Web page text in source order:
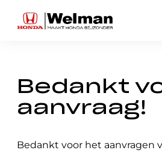
Voorraad Plan
Bedankt
aanvraag!
Bedankt voor het aanvragen